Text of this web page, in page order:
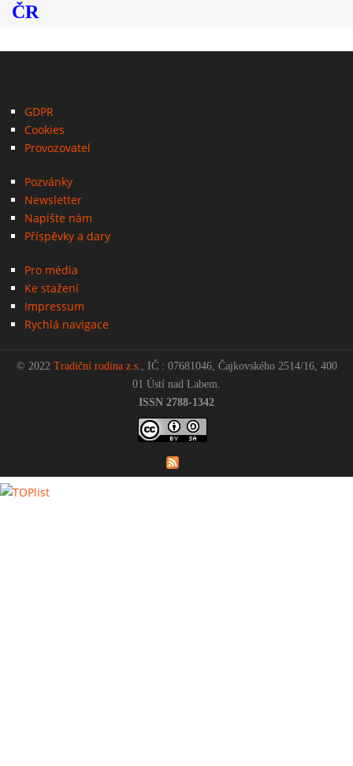
ČR
GDPR
Cookies
Provozovatel
Pozvánky
Newsletter
Napište nám
Příspěvky a dary
Pro média
Ke stažení
Impressum
Rychlá navigace
© 2022 Tradiční rodina z.s., IČ : 07681046, Čajkovského 2514/16, 400
01 Ústí nad Labem.
ISSN 2788-1342